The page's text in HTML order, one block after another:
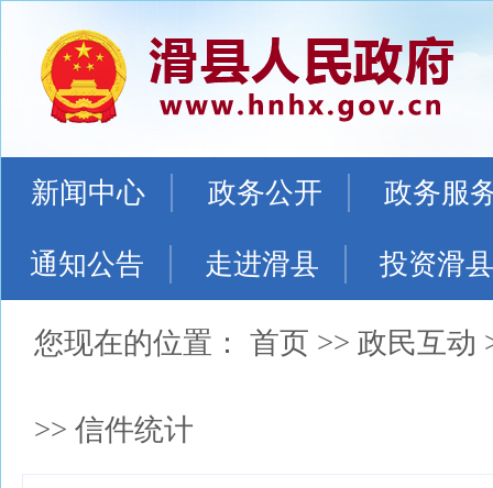
新闻中心 政务公开 政务服
通知公告 走进滑县 投资滑县
您现在的位置： 首页 >> 政民互动
>> 信件统计